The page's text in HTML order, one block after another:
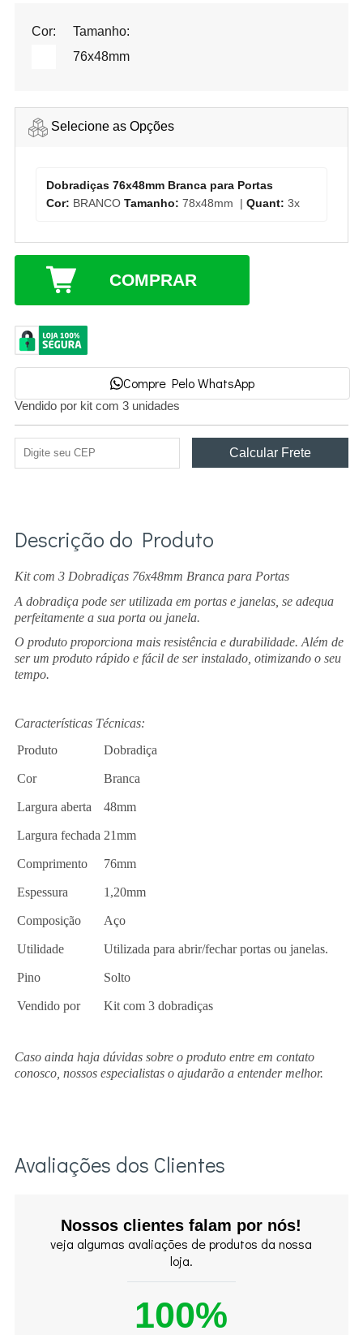
Cor:
Tamanho:
76x48mm
Selecione as Opções
Dobradiças 76x48mm Branca para Portas
Cor: BRANCO Tamanho: 78x48mm | Quant: 3x
COMPRAR
Compre Pelo WhatsApp
Vendido por kit com 3 unidades
Descrição do Produto
Kit com 3 Dobradiças 76x48mm Branca para Portas
A dobradiça pode ser utilizada em portas e janelas, se adequa
perfeitamente a sua porta ou janela.
O produto proporciona mais resistência e durabilidade. Além de
ser um produto rápido e fácil de ser instalado, otimizando o seu
tempo.
Características Técnicas:
Produto
Dobradiça
Cor Branca
Largura aberta 48mm
Largura fechada 21mm
Comprimento 76mm
Espessura 1,20mm
Composição Aço
Utilidade Utilizada para abrir/fechar portas ou janelas.
Pino Solto
Vendido por Kit com 3 dobradiças
Caso ainda haja dúvidas sobre o produto entre em contato
conosco, nossos especialistas o ajudarão a entender melhor.
Avaliações dos Clientes
Nossos clientes falam por nós!
veja algumas avaliações de produtos da nossa
loja.
100%